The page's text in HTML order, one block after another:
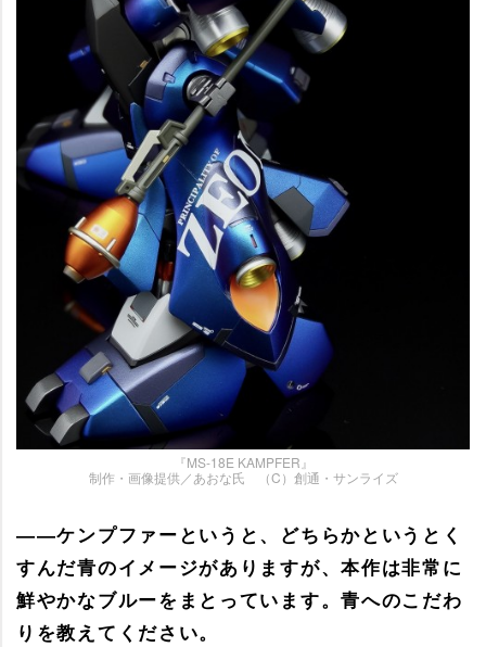
『MS-18E KAMPFER』
制作・画像提供／あおな氏 （C）創通・サンライズ
――ケンプファーというと、どちらかというとく
すんだ青のイメージがありますが、本作は非常に
鮮やかなブルーをまとっています。青へのこだわ
りを教えてください。